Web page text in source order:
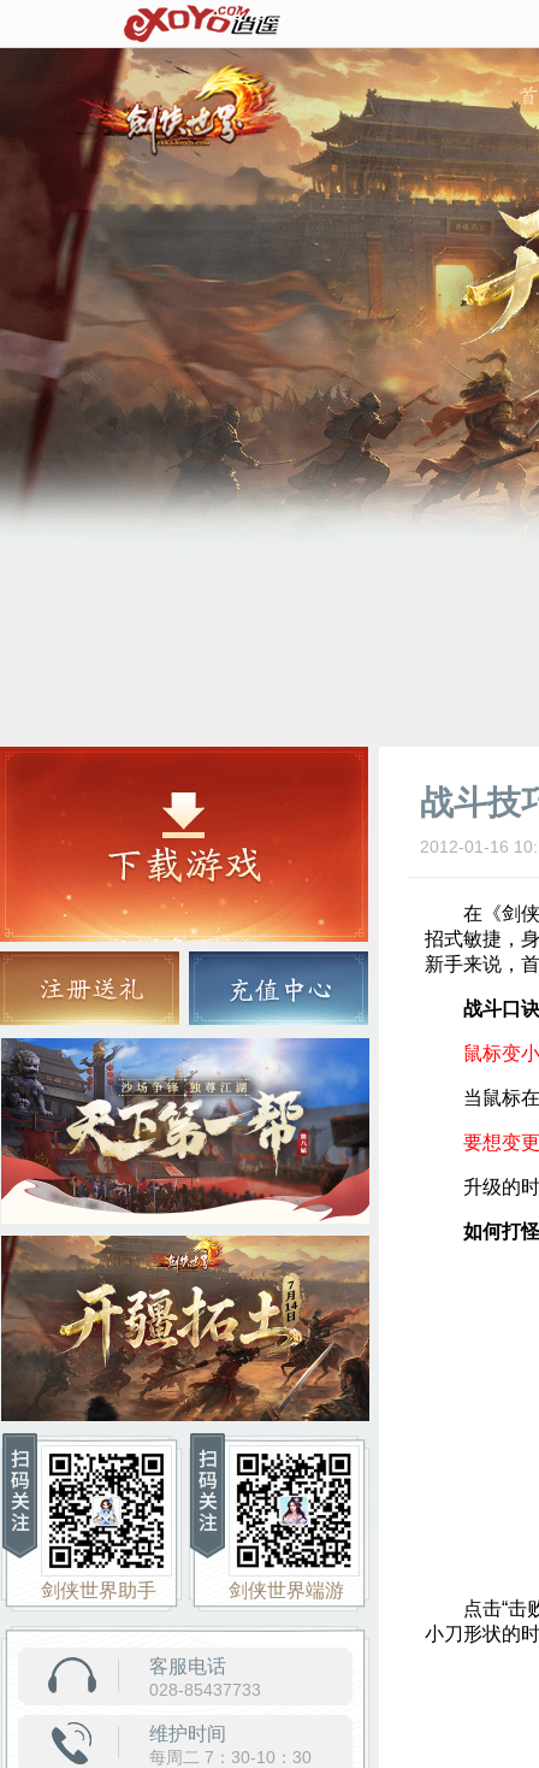
剑侠世界助手 剑侠世界端游
客服电话
028-85437733
维护时间
每周二 7：30-10：30
战斗技
2012-01-16
在《剑侠
招式敏捷，
新手来说，
战斗口
鼠标变
当鼠标在
要想变
升级的时
如何打
点击“击败
小刀形状的